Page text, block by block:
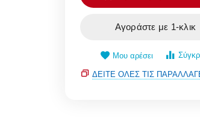
Αγοράστε με 1-κλικ
Μου αρέσει
ΔΕΊΤΕ ΌΛΕΣ ΤΙΣ